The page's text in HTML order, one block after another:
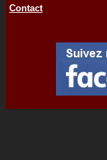
Contact